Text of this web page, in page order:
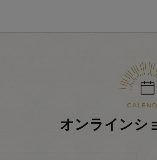
オンラインシ